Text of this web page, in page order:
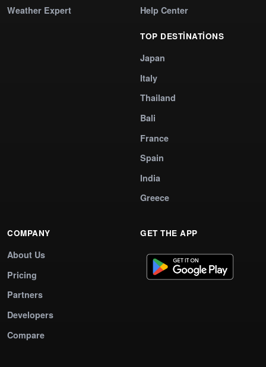
Weather Expert
Help Center
TOP DESTINATIONS
Japan
Italy
Thailand
Bali
France
Spain
India
Greece
COMPANY
About Us
Pricing
Partners
Developers
Compare
GET THE APP